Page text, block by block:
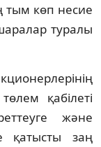
тым көп несие
туралы
қабілеті
және
қатысты заң